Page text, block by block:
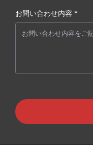
お問い合わせ内容 *